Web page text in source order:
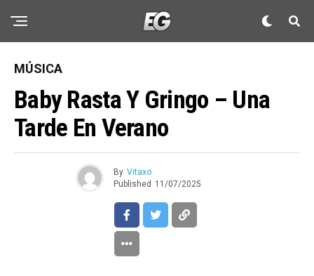
MÚSICA
Baby Rasta Y Gringo – Una
Tarde En Verano
By Vitaxo
Published 11/07/2025